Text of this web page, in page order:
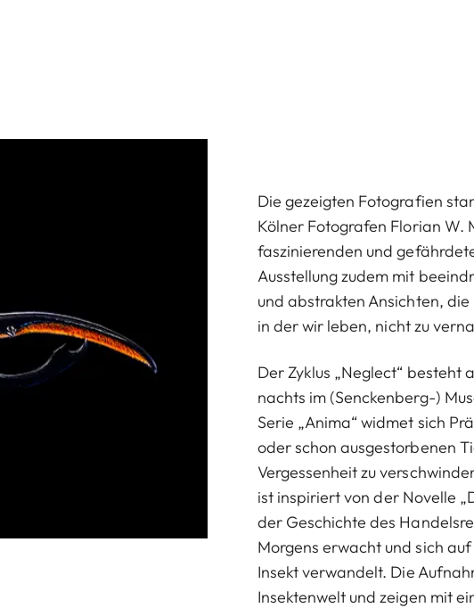
Die gezeigten Fotografien
Kölner Fotografen Florian W.
faszinierenden und
Ausstellung zudem mit
und abstrakten Ansichten,
in der wir leben, nicht zu
Der Zyklus „Neglect“ besteht
nachts im (Senckenberg-)
Serie „Anima“ widmet sich
oder schon ausgestorbenen
Vergessenheit zu
ist inspiriert von der Novelle
der Geschichte des
Morgens erwacht und sich
Insekt verwandelt. Die
Insektenwelt und zeigen mit